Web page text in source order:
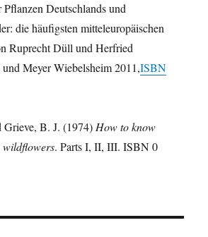
Pflanzen Deutschlands und
die häufigsten mitteleuropäischen
Ruprecht Düll und Herfried
Meyer Wiebelsheim 2011,ISBN
Grieve, B. J. (1974)How to know
wildflowers. Parts I, II, III. ISBN 0